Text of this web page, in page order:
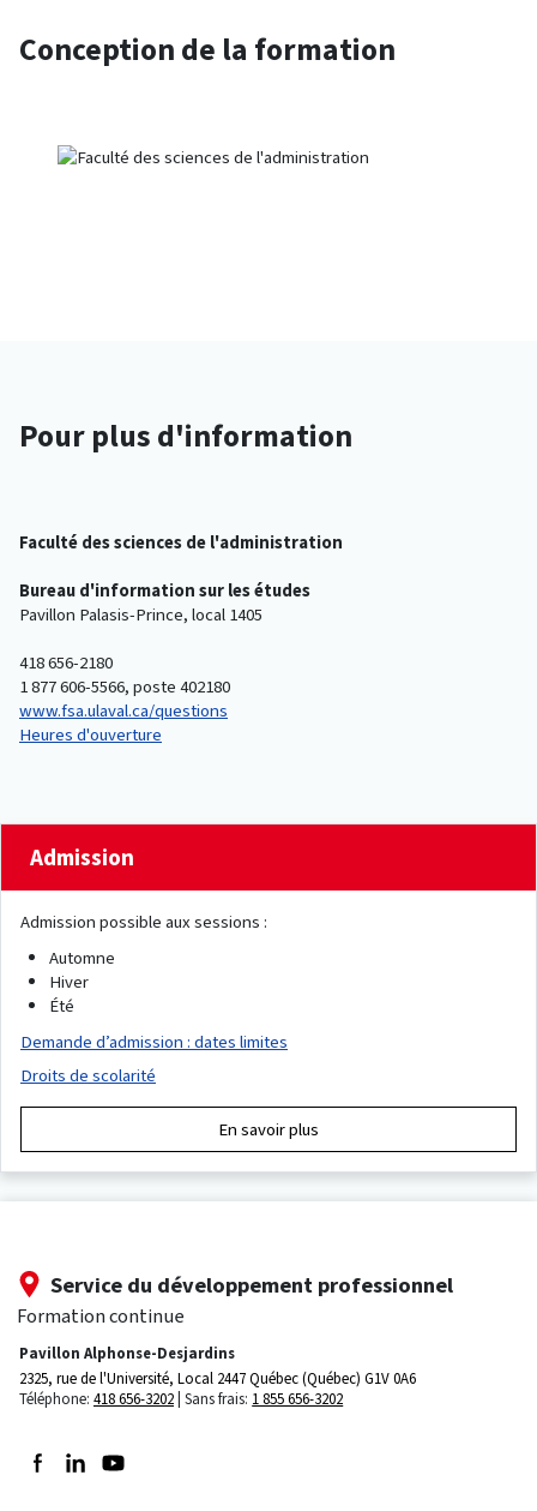
Conception de la formation
Pour plus d'information
Faculté des sciences de l'administration
Bureau d'information sur les études
Pavillon Palasis-Prince, local 1405
418 656-2180
1 877 606-5566, poste 402180
www.fsa.ulaval.ca/questions
Heures d'ouverture
Admission
Admission possible aux sessions :
Automne
Hiver
Été
Demande d’admission : dates limites
Droits de scolarité
En savoir plus
Service du développement professionnel
Formation continue
Pavillon Alphonse-Desjardins
2325, rue de l'Université, Local 2447Québec (Québec) G1V 0A6
Téléphone: 418 656-3202 Sans frais: 1 855 656-3202
Suivez-nous sur Facebook
Suivez-nous sur LinkedIn
Suivez-nous sur Youtube